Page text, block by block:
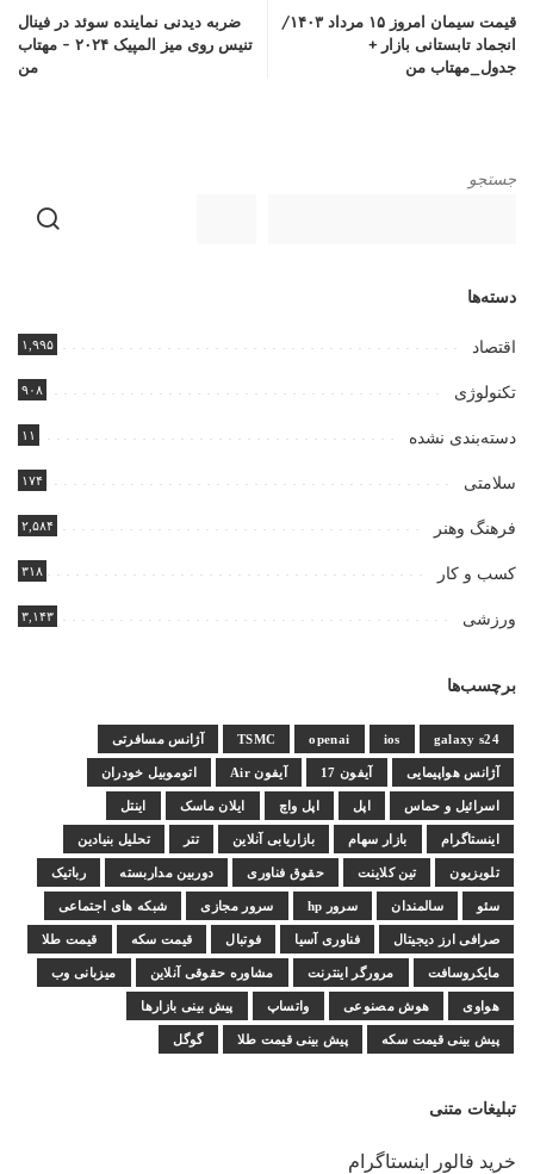
قیمت سیمان امروز ۱۵ مرداد ۱۴۰۳/
انجماد تابستانی بازار +
جدول_مهتاب من
ضربه دیدنی نماینده سوئد در فینال
تنیس روی میز المپیک ۲۰۲۴ – مهتاب
من
جستجو
دسته‌ها
اقتصاد ۱,۹۹۵
تکنولوژی ۹۰۸
دسته‌بندی نشده ۱۱
سلامتی ۱۷۴
فرهنگ وهنر ۲,۵۸۴
کسب و کار ۳۱۸
ورزشی ۳,۱۴۳
برچسب‌ها
galaxy s24
ios
openai
TSMC آژانس مسافرتی
آژانس هواپیمایی آیفون 17 آیفون Air اتوموبیل خودران
اسرائیل و حماس اپل اپل واچ ایلان ماسک اینتل
اینستاگرام بازار سهام بازاریابی آنلاین تتر تحلیل بنیادین
تلویزیون تین کلاینت حقوق فناوری دوربین مداربسته رباتیک
سئو سالمندان سرور hp سرور مجازی شبکه های اجتماعی
صرافی ارز دیجیتال فناوری آسیا فوتبال قیمت سکه قیمت طلا
مایکروسافت مرورگر اینترنت مشاوره حقوقی آنلاین میزبانی وب
هواوی هوش مصنوعی واتساپ پیش بینی بازارها
پیش بینی قیمت سکه پیش بینی قیمت طلا گوگل
تبلیغات متنی
خرید فالور اینستاگرام